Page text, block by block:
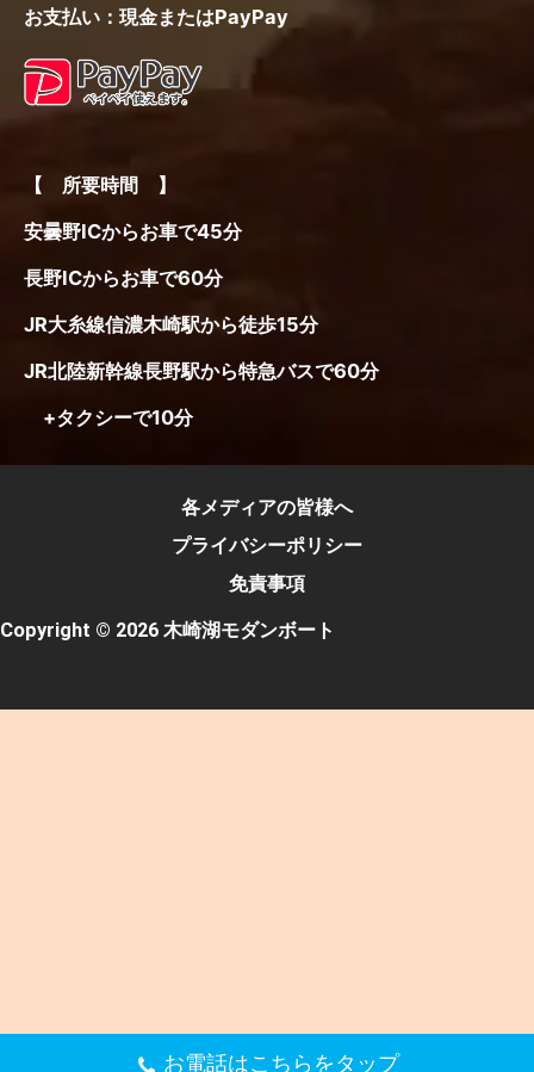
お支払い：現金またはPayPay
【 所要時間 】
安曇野ICからお車で45分
長野ICからお車で60分
JR大糸線信濃木崎駅から徒歩15分
JR北陸新幹線長野駅から特急バスで60分
+タクシーで10分
各メディアの皆様へ
プライバシーポリシー
免責事項
Copyright © 2026 木崎湖モダンボート
お電話はこちらをタップ